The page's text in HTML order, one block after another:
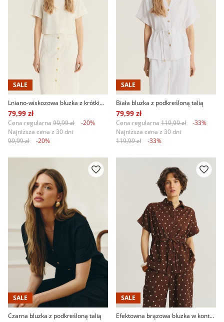
SALE
Lniano-wiskozowa bluzka z krótkim rękawem
79,99 zł
Cena regularna 99,99 zł
-20%
Najniższa cena z 30 dni
99,99 zł
-20%
SALE
Biała bluzka z podkreśloną talią
79,99 zł
Cena regularna 119,99 zł
-33%
Najniższa cena z 30 dni
119,99 zł
-33%
SALE
Czarna bluzka z podkreśloną talią
SALE
Efektowna brązowa bluzka w kontrastowe groszki